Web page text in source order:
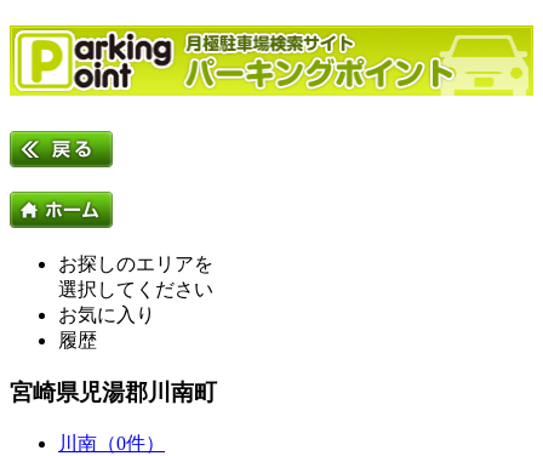
お探しのエリアを
選択してください
お気に入り
履歴
宮崎県児湯郡川南町
川南（0件）